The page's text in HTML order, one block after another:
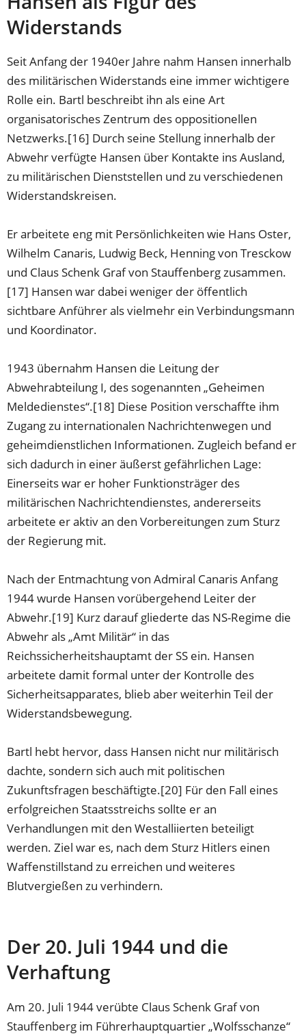
Widerstands
Seit Anfang der 1940er Jahre nahm Hansen innerhalb
des militärischen Widerstands eine immer wichtigere
Rolle ein. Bartl beschreibt ihn als eine Art
organisatorisches Zentrum des oppositionellen
Netzwerks.[16] Durch seine Stellung innerhalb der
Abwehr verfügte Hansen über Kontakte ins Ausland,
zu militärischen Dienststellen und zu verschiedenen
Widerstandskreisen.
Er arbeitete eng mit Persönlichkeiten wie Hans Oster,
Wilhelm Canaris, Ludwig Beck, Henning von Tresckow
und Claus Schenk Graf von Stauffenberg zusammen.
[17] Hansen war dabei weniger der öffentlich
sichtbare Anführer als vielmehr ein Verbindungsmann
und Koordinator.
1943 übernahm Hansen die Leitung der
Abwehrabteilung I, des sogenannten „Geheimen
Meldedienstes“.[18] Diese Position verschaffte ihm
Zugang zu internationalen Nachrichtenwegen und
geheimdienstlichen Informationen. Zugleich befand er
sich dadurch in einer äußerst gefährlichen Lage:
Einerseits war er hoher Funktionsträger des
militärischen Nachrichtendienstes, andererseits
arbeitete er aktiv an den Vorbereitungen zum Sturz
der Regierung mit.
Nach der Entmachtung von Admiral Canaris Anfang
1944 wurde Hansen vorübergehend Leiter der
Abwehr.[19] Kurz darauf gliederte das NS-Regime die
Abwehr als „Amt Militär“ in das
Reichssicherheitshauptamt der SS ein. Hansen
arbeitete damit formal unter der Kontrolle des
Sicherheitsapparates, blieb aber weiterhin Teil der
Widerstandsbewegung.
Bartl hebt hervor, dass Hansen nicht nur militärisch
dachte, sondern sich auch mit politischen
Zukunftsfragen beschäftigte.[20] Für den Fall eines
erfolgreichen Staatsstreichs sollte er an
Verhandlungen mit den Westalliierten beteiligt
werden. Ziel war es, nach dem Sturz Hitlers einen
Waffenstillstand zu erreichen und weiteres
Blutvergießen zu verhindern.
Der 20. Juli 1944 und die
Verhaftung
Am 20. Juli 1944 verübte Claus Schenk Graf von
Stauffenberg im Führerhauptquartier „Wolfsschanze“